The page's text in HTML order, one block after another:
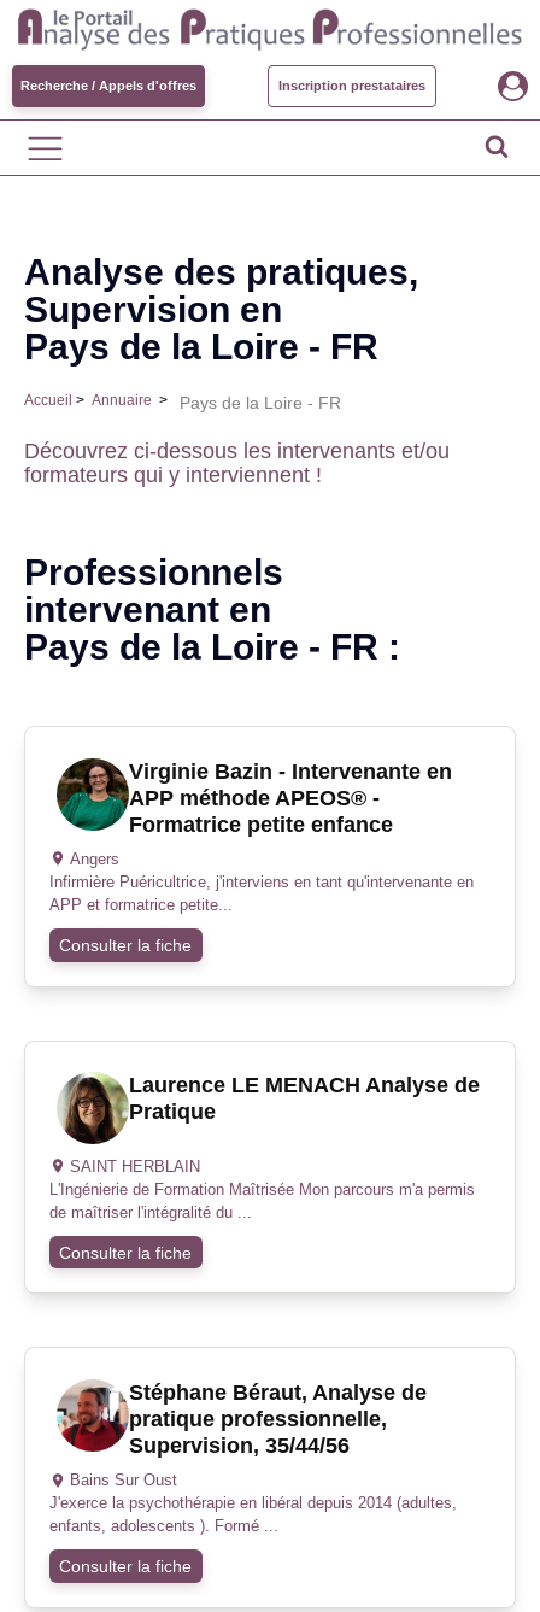
Recherche / Appels d'offres Inscription prestataires
Analyse des pratiques,
Supervision en
Pays de la Loire - FR
Accueil > Annuaire > Pays de la Loire - FR
Découvrez ci-dessous les intervenants et/ou
formateurs qui y interviennent !
Professionnels
intervenant en
Pays de la Loire - FR :
Virginie Bazin - Intervenante en
APP méthode APEOS® -
Formatrice petite enfance
Angers
Infirmière Puéricultrice, j'interviens en tant qu'intervenante en
APP et formatrice petite...
Consulter la fiche
Laurence LE MENACH Analyse de
Pratique
SAINT HERBLAIN
L'Ingénierie de Formation Maîtrisée Mon parcours m'a permis
de maîtriser l'intégralité du ...
Consulter la fiche
Stéphane Béraut, Analyse de
pratique professionnelle,
Supervision, 35/44/56
Bains Sur Oust
J'exerce la psychothérapie en libéral depuis 2014 (adultes,
enfants, adolescents ). Formé ...
Consulter la fiche